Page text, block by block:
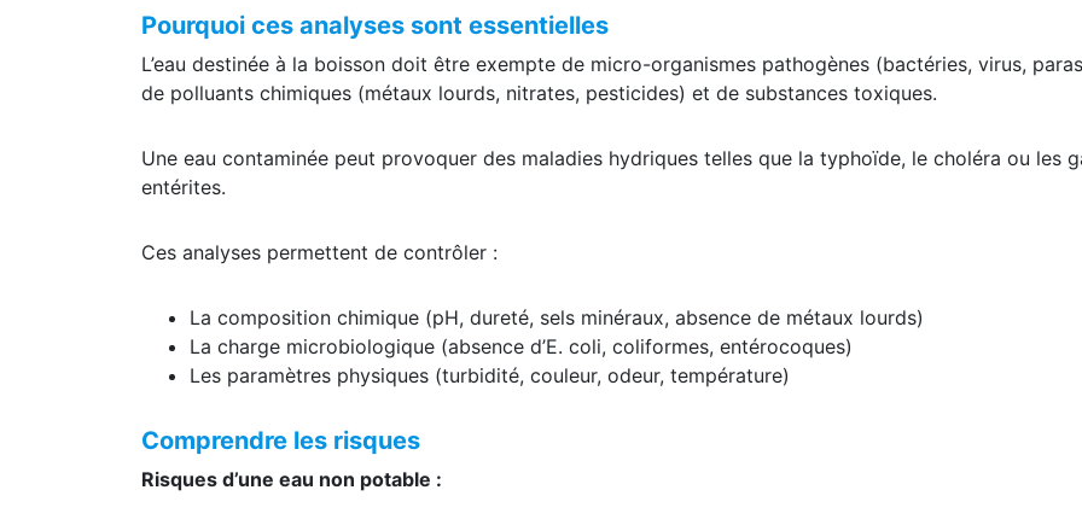
Pourquoi ces analyses sont essentielles
L’eau destinée à la boisson doit être exempte de micro-organismes pathogènes (bactéries, virus,
de polluants chimiques (métaux lourds, nitrates, pesticides) et de substances toxiques.
Une eau contaminée peut provoquer des maladies hydriques telles que la typhoïde, le choléra ou les
entérites.
Ces analyses permettent de contrôler :
La composition chimique (pH, dureté, sels minéraux, absence de métaux lourds)
La charge microbiologique (absence d’E. coli, coliformes, entérocoques)
Les paramètres physiques (turbidité, couleur, odeur, température)
Comprendre les risques
Risques d’une eau non potable :